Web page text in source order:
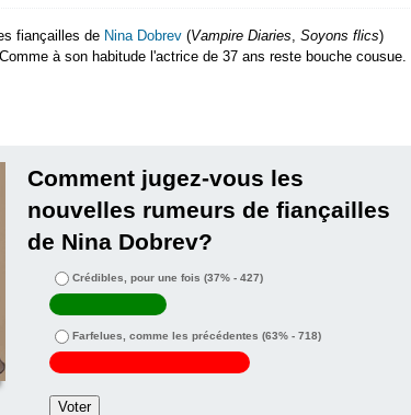
fiançailles de Nina Dobrev (Vampire Diaries Soyons flics)
à son habitude l'actrice de 37 ans reste bouche cousue.
Comment jugez-vous les
nouvelles rumeurs de fiançailles
de Nina Dobrev?
Crédibles, pour une fois (37% - 427)
Farfelues, comme les précédentes (63% - 718)